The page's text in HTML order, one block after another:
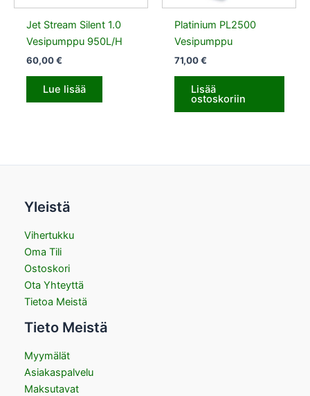
Jet Stream Silent 1.0
Vesipumppu 950L/H
60,00€
Lue lisää
Platinium PL2500
Vesipumppu
71,00€
Lisää
ostoskoriin
Yleistä
Vihertukku
Oma Tili
Ostoskori
Ota Yhteyttä
Tietoa Meistä
Tieto Meistä
Myymälät
Asiakaspalvelu
Maksutavat